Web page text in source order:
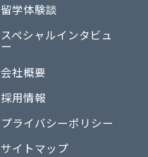
留学体験談
スペシャルインタビュ
ー
会社概要
採用情報
プライバシーポリシー
サイトマップ